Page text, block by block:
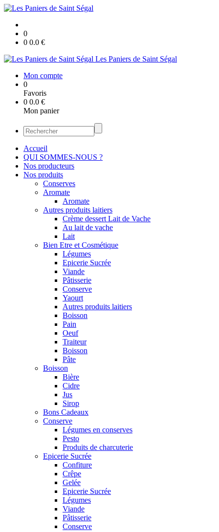
0
0 0.0 €
Les Paniers de Saint Ségal
Mon compte
0
Favoris
0 0.0 €
Mon panier
Accueil
QUI SOMMES-NOUS ?
Nos producteurs
Nos produits
Conserves
Aromate
Aromate
Autres produits laitiers
Crème dessert Lait de Vache
Au lait de vache
Lait
Bien Etre et Cosmétique
Légumes
Epicerie Sucrée
Viande
Pâtisserie
Conserve
Yaourt
Autres produits laitiers
Boisson
Pain
Oeuf
Traiteur
Boisson
Pâte
Boisson
Bière
Cidre
Jus
Sirop
Bons Cadeaux
Conserve
Légumes en conserves
Pesto
Produits de charcuterie
Epicerie Sucrée
Confiture
Crêpe
Gelée
Epicerie Sucrée
Légumes
Viande
Pâtisserie
Conserve